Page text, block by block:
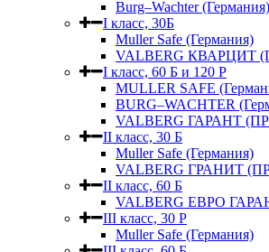
Burg–Wachter (Германия)
I класс, 30Б
Muller Safe (Германия)
VALBERG КВАРЦИТ
I класс, 60 Б и 120 Р
MULLER SAFE
BURG–WACHTER
VALBERG ГАРАНТ
II класс, 30 Б
Muller Safe (Германия)
VALBERG ГРАНИТ
II класс, 60 Б
VALBERG ЕВРО
III класс, 30 Р
Muller Safe (Германия)